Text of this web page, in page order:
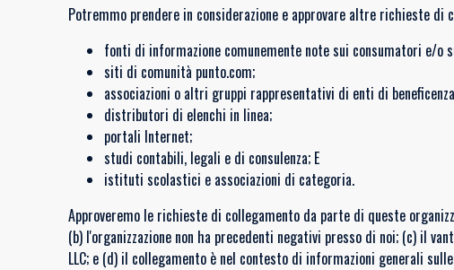
Potremmo prendere in considerazione e approvare altre richieste
fonti di informazione comunemente note sui consumatori e/o
siti di comunità punto.com;
associazioni o altri gruppi rappresentativi di enti di
distributori di elenchi in linea;
portali Internet;
studi contabili, legali e di consulenza; E
istituti scolastici e associazioni di categoria.
Approveremo le richieste di collegamento da parte di queste
(b) l'organizzazione non ha precedenti negativi presso di noi; (c) il
LLC; e (d) il collegamento è nel contesto di informazioni generali